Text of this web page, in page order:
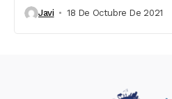
Javi 18 De Octubre De 2021